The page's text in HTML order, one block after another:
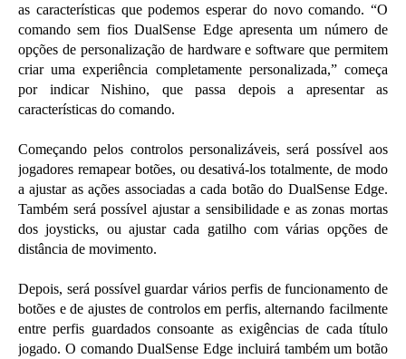
as características que podemos esperar do novo comando. “O
comando sem fios DualSense Edge apresenta um número de
opções de personalização de hardware e software que permitem
criar uma experiência completamente personalizada,” começa
por indicar Nishino, que passa depois a apresentar as
características do comando.
Começando pelos controlos personalizáveis, será possível aos
jogadores remapear botões, ou desativá-los totalmente, de modo
a ajustar as ações associadas a cada botão do DualSense Edge.
Também será possível ajustar a sensibilidade e as zonas mortas
dos joysticks, ou ajustar cada gatilho com várias opções de
distância de movimento.
Depois, será possível guardar vários perfis de funcionamento de
botões e de ajustes de controlos em perfis, alternando facilmente
entre perfis guardados consoante as exigências de cada título
jogado. O comando DualSense Edge incluirá também um botão